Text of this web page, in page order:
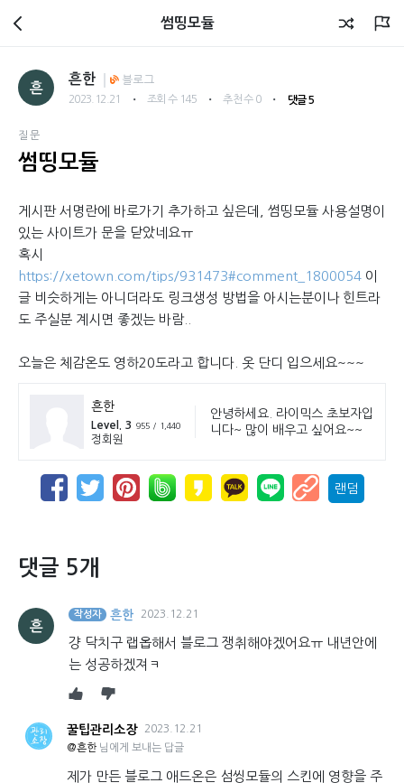
회원광장
썸띵모듈
흔
흔한 블로그
2023.12.21 ・ 조회 수 145 ・ 추천 수 0 ・ 댓글 5
질문
썸띵모듈
게시판 서명란에 바로가기 추가하고 싶은데, 썸띵모듈 사용설명이
있는 사이트가 문을 닫았네요ㅠ
혹시
https://xetown.com/tips/931473#comment_1800054 이
글 비슷하게는 아니더라도 링크생성 방법을 아시는분이나 힌트라
도 주실분 계시면 좋겠는 바람..
오늘은 체감온도 영하20도라고 합니다. 옷 단디 입으세요~~~
흔한
Level. 3 955 / 1,440
정회원
안녕하세요. 라이믹스 초보자입
니다~ 많이 배우고 싶어요~~
랜덤
댓글 5개
흔
작성자 흔한 2023.12.21
걍 닥치구 랩옵해서 블로그 쟁취해야겠어요ㅠ 내년안에
는 성공하겠져ㅋ
꿀팁관리소장
2023.12.21
@흔한 님에게 보내는 답글
제가 만든 블로그 애드온은 섬씽모듈의 스킨에 영향을 주